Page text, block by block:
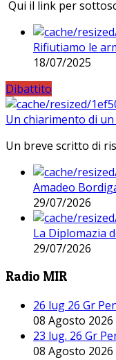
Qui il link per
Rifiutiamo le
18/07/2025
Dibattito
Un chiarimento di
Un breve scritto di
Amadeo
29/07/2026
La Diplomazia
29/07/2026
Radio MIR
26 lug 26 Gr
08 Agosto 2026
23 lug. 26 Gr
08 Agosto 2026